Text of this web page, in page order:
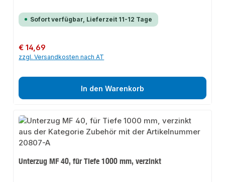
Sofort verfügbar, Lieferzeit 11-12 Tage
Regulärer Preis:
€ 14,69
zzgl. Versandkosten nach AT
In den Warenkorb
Unterzug MF 40, für Tiefe 1000 mm, verzinkt